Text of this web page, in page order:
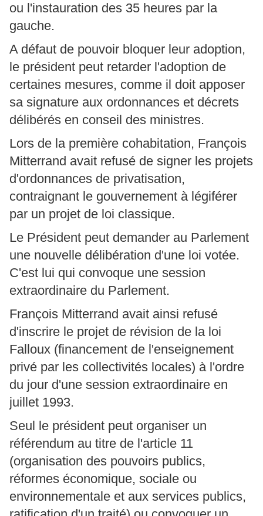
ou l'instauration des 35 heures par la
gauche.
A défaut de pouvoir bloquer leur adoption,
le président peut retarder l'adoption de
certaines mesures, comme il doit apposer
sa signature aux ordonnances et décrets
délibérés en conseil des ministres.
Lors de la première cohabitation, François
Mitterrand avait refusé de signer les projets
d'ordonnances de privatisation,
contraignant le gouvernement à légiférer
par un projet de loi classique.
Le Président peut demander au Parlement
une nouvelle délibération d'une loi votée.
C'est lui qui convoque une session
extraordinaire du Parlement.
François Mitterrand avait ainsi refusé
d'inscrire le projet de révision de la loi
Falloux (financement de l'enseignement
privé par les collectivités locales) à l'ordre
du jour d'une session extraordinaire en
juillet 1993.
Seul le président peut organiser un
référendum au titre de l'article 11
(organisation des pouvoirs publics,
réformes économique, sociale ou
environnementale et aux services publics,